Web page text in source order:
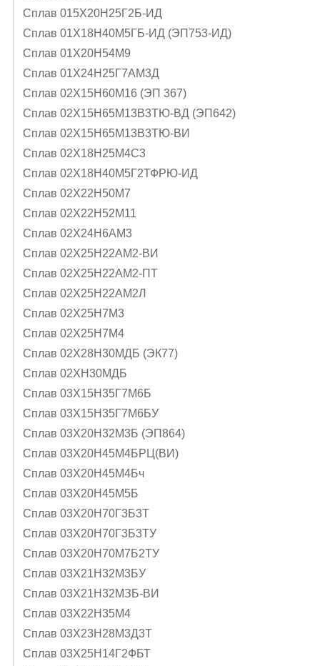
Сплав 015Х20Н25Г2Б-ИД
Сплав 01Х18Н40М5ГБ-ИД (ЭП753-ИД)
Сплав 01Х20Н54М9
Сплав 01Х24Н25Г7АМ3Д
Сплав 02Х15Н60М16 (ЭП 367)
Сплав 02Х15Н65М13В3ТЮ-ВД (ЭП642)
Сплав 02Х15Н65М13В3ТЮ-ВИ
Сплав 02Х18Н25М4С3
Сплав 02Х18Н40М5Г2ТФРЮ-ИД
Сплав 02Х22Н50М7
Сплав 02Х22Н52М11
Сплав 02Х24Н6AМ3
Сплав 02Х25Н22АМ2-ВИ
Сплав 02Х25Н22АМ2-ПТ
Сплав 02Х25Н22АМ2Л
Сплав 02Х25Н7М3
Сплав 02Х25Н7М4
Сплав 02Х28Н30МДБ (ЭК77)
Сплав 02ХН30МДБ
Сплав 03Х15Н35Г7М6Б
Сплав 03Х15Н35Г7М6БУ
Сплав 03Х20Н32М3Б (ЭП864)
Сплав 03Х20Н45М4БРЦ(ВИ)
Сплав 03Х20Н45М4Бч
Сплав 03Х20Н45М5Б
Сплав 03Х20Н70Г3Б3Т
Сплав 03Х20Н70Г3Б3ТУ
Сплав 03Х20Н70М7Б2ТУ
Сплав 03Х21Н32М3БУ
Сплав 03Х21Н32МЗБ-ВИ
Сплав 03Х22Н35М4
Сплав 03Х23Н28М3Д3Т
Сплав 03Х25Н14Г2ФБТ